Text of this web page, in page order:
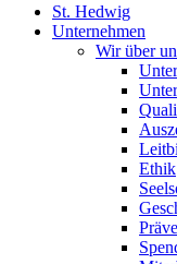
St. Hedwig
Unternehmen
Wir über
Ethik